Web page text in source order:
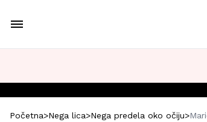
Početna>Nega lica>Nega predela oko očiju>